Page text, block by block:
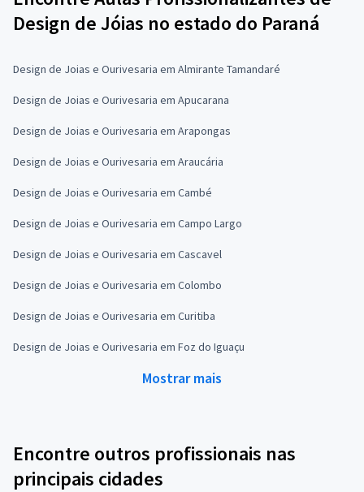
Design de Jóias no estado do Paraná
Design de Joias e Ourivesaria em Almirante Tamandaré
Design de Joias e Ourivesaria em Apucarana
Design de Joias e Ourivesaria em Arapongas
Design de Joias e Ourivesaria em Araucária
Design de Joias e Ourivesaria em Cambé
Design de Joias e Ourivesaria em Campo Largo
Design de Joias e Ourivesaria em Cascavel
Design de Joias e Ourivesaria em Colombo
Design de Joias e Ourivesaria em Curitiba
Design de Joias e Ourivesaria em Foz do Iguaçu
Mostrar mais
Encontre outros profissionais nas
principais cidades